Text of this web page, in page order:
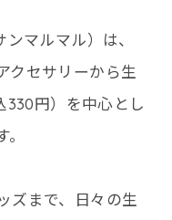
マルマル）は、
クセサリーから生
円）を中心とし
ズまで、日々の生